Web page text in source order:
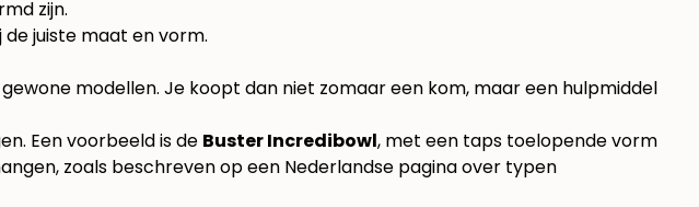
zijn.
juiste maat en vorm.
modellen. Je koopt dan niet zomaar een kom, maar een hulpmiddel
Een voorbeeld is de Buster Incredibowl, met een taps toelopende vorm
zoals beschreven op een Nederlandse pagina over typen